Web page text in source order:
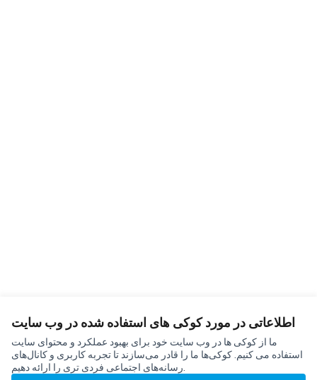
اطلاعاتی در مورد کوکی های استفاده شده در وب سایت
ما از کوکی ها در وب سایت خود برای بهبود عملکرد و محتوای سایت
استفاده می کنیم. کوکی‌ها ما را قادر می‌سازند تا تجربه کاربری و کانال‌های
رسانه‌های اجتماعی فردی تری را ارائه دهیم.
Terms of Service
تنظیمات کوکی
شرکت در لوستناو at X
(لینک خارجی)
شرکت در لوستناو در فیس بوک
(لینک خارجی)
شرکت در لوستناو در YouTube
(لینک خارجی)